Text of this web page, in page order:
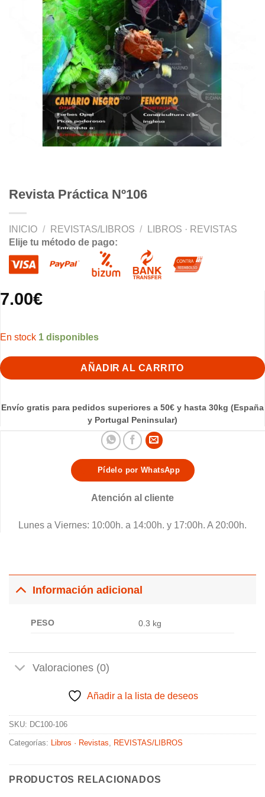
Revista Práctica Nº106
INICIO / REVISTAS/LIBROS /
LIBROS · REVISTAS
Elije tu método de pago:
7.00€
1 disponibles
AÑADIR AL CARRITO
Envío gratis para pedidos superiores a 50€ y hasta 30kg (España
y Portugal Peninsular)
Pídelo por WhatsApp
Atención al cliente
Lunes a Viernes: 10:00h. a 14:00h. y 17:00h. A 20:00h.
Información adicional
PESO 0.3 kg
Valoraciones (0)
Añadir a la lista de deseos
SKU: DC100-106
Categorías: Libros · Revistas, REVISTAS/LIBROS
PRODUCTOS RELACIONADOS